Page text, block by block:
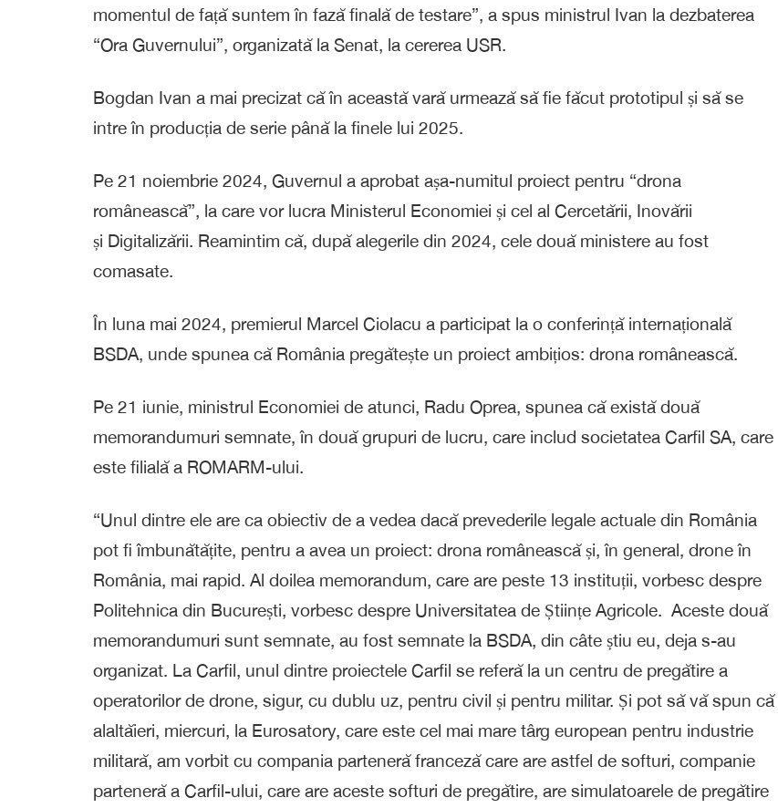
momentul de față suntem în fază finală de testare”, a spus ministrul Ivan la dezbaterea
“Ora Guvernului”, organizată la Senat, la cererea USR.
Bogdan Ivan a mai precizat că în această vară urmează să fie făcut prototipul și să se
intre în producția de serie până la finele lui 2025.
Pe 21 noiembrie 2024, Guvernul a aprobat așa-numitul proiect pentru “drona
românească”, la care vor lucra Ministerul Economiei și cel al Cercetării, Inovării
și Digitalizării. Reamintim că, după alegerile din 2024, cele două ministere au fost
comasate.
În luna mai 2024, premierul Marcel Ciolacu a participat la o conferință internațională
BSDA, unde spunea că România pregătește un proiect ambițios: drona românească.
Pe 21 iunie, ministrul Economiei de atunci, Radu Oprea, spunea că există două
memorandumuri semnate, în două grupuri de lucru, care includ societatea Carfil SA, care
este filială a ROMARM-ului.
“Unul dintre ele are ca obiectiv de a vedea dacă prevederile legale actuale din România
pot fi îmbunătățite, pentru a avea un proiect: drona românească și, în general, drone în
România, mai rapid. Al doilea memorandum, care are peste 13 instituții, vorbesc despre
Politehnica din București, vorbesc despre Universitatea de Științe Agricole. Aceste două
memorandumuri sunt semnate, au fost semnate la BSDA, din câte știu eu, deja s-au
organizat. La Carfil, unul dintre proiectele Carfil se referă la un centru de pregătire a
operatorilor de drone, sigur, cu dublu uz, pentru civil și pentru militar. Și pot să vă spun că
alaltăieri, miercuri, la Eurosatory, care este cel mai mare târg european pentru industrie
militară, am vorbit cu compania parteneră franceză care are astfel de softuri, companie
parteneră a Carfil-ului, care are aceste softuri de pregătire, are simulatoarele de pregătire